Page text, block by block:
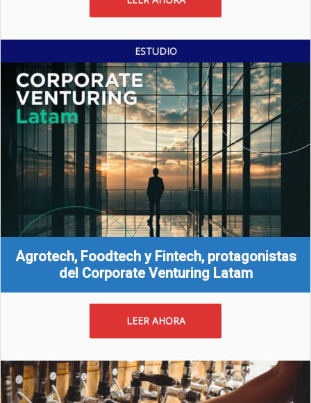
ESTUDIO
Agrotech, Foodtech y Fintech, protagonistas
del Corporate Venturing Latam
LEER AHORA